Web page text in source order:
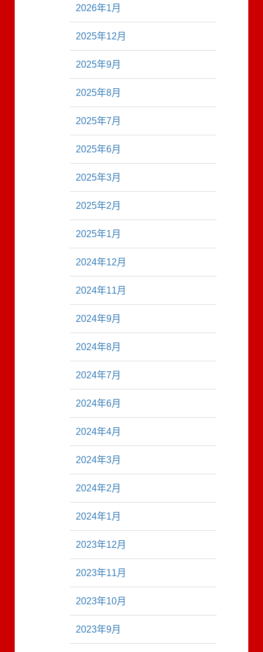
2026年1月
2025年12月
2025年9月
2025年8月
2025年7月
2025年6月
2025年3月
2025年2月
2025年1月
2024年12月
2024年11月
2024年9月
2024年8月
2024年7月
2024年6月
2024年4月
2024年3月
2024年2月
2024年1月
2023年12月
2023年11月
2023年10月
2023年9月